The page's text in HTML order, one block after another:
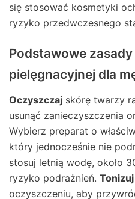
się stosować kosmetyki
ryzyko przedwczesnego
Podstawowe
pielęgnacyjnej dla
Oczyszczaj skórę twarzy
usunąć zanieczyszczenia
Wybierz preparat o
który jednocześnie nie
stosuj letnią wodę, około
ryzyko podrażnień. Tonizuj
oczyszczeniu, aby